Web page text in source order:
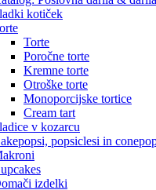
kotiček
Torte
Poročne torte
Kremne torte
Otroške torte
Monoporcijske tortice
Cream tart
v kozarcu
popsiclesi in
izdelki